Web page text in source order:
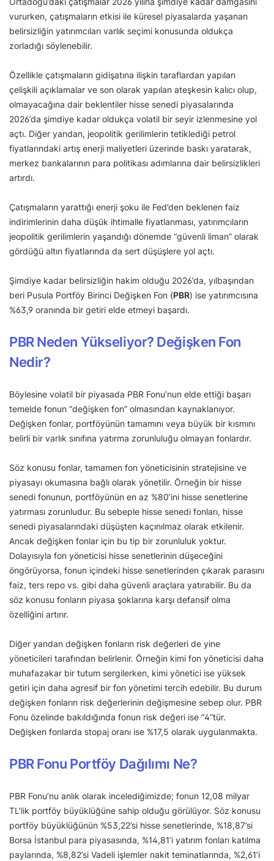
vururken, çatışmaların etkisi ile küresel piyasalarda yaşanan
belirsizliğin yatırımcıları varlık seçimi konusunda oldukça
zorladığı söylenebilir.
Özellikle çatışmaların gidişatına ilişkin taraflardan yapılan
çelişkili açıklamalar ve son olarak yapılan ateşkesin kalıcı olup,
olmayacağına dair beklentiler hisse senedi piyasalarında
2026’da şimdiye kadar oldukça volatil bir seyir izlenmesine yol
açtı. Diğer yandan, jeopolitik gerilimlerin tetiklediği petrol
fiyatlarındaki artış enerji maliyetleri üzerinde baskı yaratarak,
merkez bankalarının para politikası adımlarına dair belirsizlikleri
artırdı.
Çatışmaların yarattığı enerji şoku ile Fed’den beklenen faiz
indirimlerinin daha düşük ihtimalle fiyatlanması, yatırımcıların
jeopolitik gerilimlerin yaşandığı dönemde “güvenli liman” olarak
gördüğü altın fiyatlarında da sert düşüşlere yol açtı.
Şimdiye kadar belirsizliğin hakim olduğu 2026’da, yılbaşından
beri Pusula Portföy Birinci Değişken Fon (PBR) ise yatırımcısına
%63,9 oranında bir getiri elde etmeyi başardı.
PBR Neden Yükseliyor? Değişken Fon
Nedir?
Böylesine volatil bir piyasada PBR Fonu’nun elde ettiği başarı
temelde fonun “değişken fon” olmasından kaynaklanıyor.
Değişken fonlar, portföyünün tamamını veya büyük bir kısmını
belirli bir varlık sınıfına yatırma zorunluluğu olmayan fonlardır.
Söz konusu fonlar, tamamen fon yöneticisinin stratejisine ve
piyasayı okumasına bağlı olarak yönetilir. Örneğin bir hisse
senedi fonunun, portföyünün en az %80’ini hisse senetlerine
yatırması zorunludur. Bu sebeple hisse senedi fonları, hisse
senedi piyasalarındaki düşüşten kaçınılmaz olarak etkilenir.
Ancak değişken fonlar için bu tip bir zorunluluk yoktur.
Dolayısıyla fon yöneticisi hisse senetlerinin düşeceğini
öngörüyorsa, fonun içindeki hisse senetlerinden çıkarak parasını
faiz, ters repo vs. gibi daha güvenli araçlara yatırabilir. Bu da
söz konusu fonların piyasa şoklarına karşı defansif olma
özelliğini artırır.
Diğer yandan değişken fonların risk değerleri de yine
yöneticileri tarafından belirlenir. Örneğin kimi fon yöneticisi daha
muhafazakar bir tutum sergilerken, kimi yönetici ise yüksek
getiri için daha agresif bir fon yönetimi tercih edebilir. Bu durum
değişken fonların risk değerlerinin değişmesine sebep olur. PBR
Fonu özelinde bakıldığında fonun risk değeri ise “4”tür.
Değişken fonlarda stopaj oranı ise %17,5 olarak uygulanmakta.
PBR Fonu Portföy Dağılımı Ne?
PBR Fonu’nu anlık olarak incelediğimizde; fonun 12,08 milyar
TL’lik portföy büyüklüğüne sahip olduğu görülüyor. Söz konusu
portföy büyüklüğünün %53,22’si hisse senetlerinde, %18,87’si
Borsa İstanbul para piyasasında, %14,81’i yatırım fonları katılma
paylarında, %8,82’si Vadeli işlemler nakit teminatlarında, %2,61’i